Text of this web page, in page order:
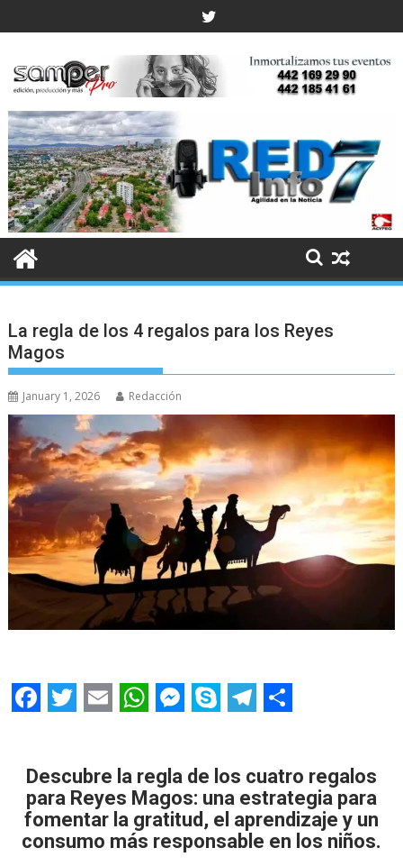
to
La regla de los 4 regalos para los Reyes
Magos
January 1, 2026 Redacción
e
b
i
t
t
a
i
l
a
t
s
s
s
e
y
p
e
l
e
g
a
r
e
Descubre la regla de los cuatro regalos
para Reyes Magos: una estrategia para
fomentar la gratitud, el aprendizaje y un
consumo más responsable en los niños.